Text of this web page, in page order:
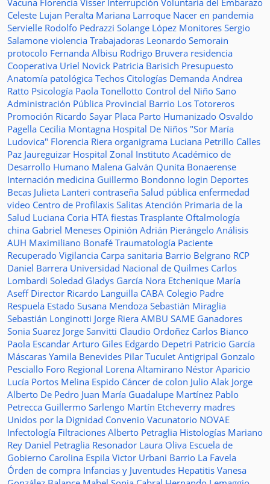
Vacuna Florencia Visser Interrupción Voluntaria del Embarazo
Celeste Lujan Peralta Mariana Larroque Nacer en pandemia
Servielle Rodolfo Pedrazzi Solange López Monitores Sergio
Salamone violencia Trabajadoras Leonardo Semorain
protocolo Fernanda Albisu Rodrigo Bruvera residencia
Cooperativa Uriel Novick Patricia Barisich Presupuesto
Anatomía patológica Techos Citologías Demanda Andrea
Ratto Psicología Paola Tonellotto Control del Niño Sano
Administración Pública Provincial Barrio Los Totoreros
Promoción Ricardo Sayar Placa Parto Humanizado Osvaldo
Pagella Cecilia Montagna Hospital De Niños "Sor María
Ludovica" Florencia Riera organigrama Luciana Petrillo Calles
Paz Jaureguizar Hospital Zonal Instituto Académico de
Desarrollo Humano Malena Galván Qunita Bonaerense
Internación medicina Guillermo Bondonno login Deportes
Becas Julieta Lanteri contraseña Salud pública enfermedad
video Centro de Profilaxis Salitas Atención Primaria de la
Salud Luciana Coria HTA fiestas Trasplante Oftalmología
china Gabriel Meneses Opinión Adrián Pierángelo Análisis
AUH Maximiliano Bonafé Traumatología Paciente
Recuperado Vigilancia Carpa sanitaria Barrio Belgrano RCP
Daniel Barrera Universidad Nacional de Quilmes Carlos
Lombardi Soledad Gladys García Nora Etchenique María
Aseff Director Ricardo Languilla CABA Colegio Padre
Respuela Estado Susana Mendoza Sebastián Miraglia
Sebastián Longinotti Jorge Riera AMBU SAME Ganadores
Sonia Suarez Jorge Sanvitti Claudio Ordoñez Carlos Bianco
Paola Escandar Arturo Giles Edgardo Depetri Patricio García
Máscaras Yamila Benevides Pilar Tuculet Antigripal Gonzalo
Pesciallo Foro Regional Lorena Altamirano Néstor Aparicio
Lucía Portos Melina Espido Cáncer de colon Julio Alak Jorge
Alberto De Pedro Juan María Guadalupe Martínez Pablo
Petrecca Guillermo Sarlengo Martín Etcheverry madres
Unidos por la Dignidad Convenio Vacunatorio NOVAE
Infectología Filtraciones Alberto Petraglia Histologías Mariano
Rey Daniel Petraglia Resonador Laura Oliva Escuela de
Gobierno Carolina Espila Victor Urbani Barrio La Favela
Órden de compra Infancias y Juventudes Hepatitis Vanesa